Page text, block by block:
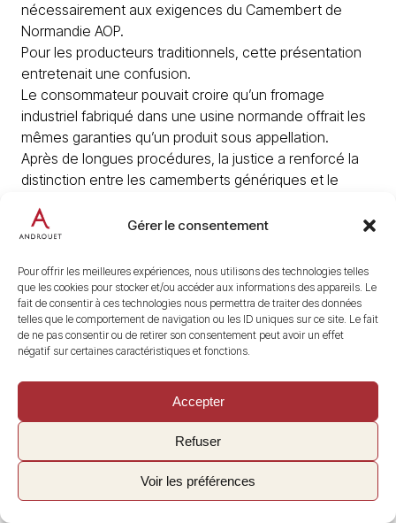
Gérer le consentement
Pour offrir les meilleures expériences, nous utilisons des technologies telles
que les cookies pour stocker et/ou accéder aux informations des appareils. Le
fait de consentir à ces technologies nous permettra de traiter des données
telles que le comportement de navigation ou les ID uniques sur ce site. Le fait
de ne pas consentir ou de retirer son consentement peut avoir un effet
négatif sur certaines caractéristiques et fonctions.
Accepter
Refuser
Voir les préférences
nécessairement aux exigences du Camembert de
Normandie AOP.
Pour les producteurs traditionnels, cette présentation
entretenait une confusion.
Le consommateur pouvait croire qu’un fromage
industriel fabriqué dans une usine normande offrait les
mêmes garanties qu’un produit sous appellation.
Après de longues procédures, la justice a renforcé la
distinction entre les camemberts génériques et le
Une décision rendue en appel en 2025 a notamment
confirmé l’interdiction de certaines présentations
associant abusivement des camemberts industriels à la
Normandie.
La production fermière de Camembert est devenue
La majorité des fromages étaient fabriqués dans des
laiteries collectant le lait de plusieurs exploitations.